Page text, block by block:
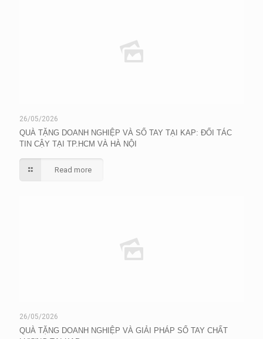
26/05/2026
QUÀ TẶNG DOANH NGHIỆP VÀ SỔ TAY TẠI KAP: ĐỐI TÁC
TIN CẬY TẠI TP.HCM VÀ HÀ NỘI
Read more
26/05/2026
QUÀ TẶNG DOANH NGHIỆP VÀ GIẢI PHÁP SỔ TAY CHẤT